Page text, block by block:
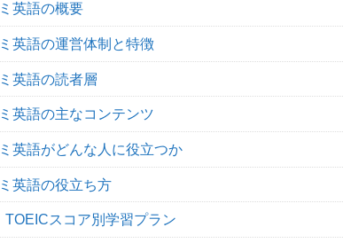
英語の概要
英語の運営体制と特徴
英語の読者層
英語の主なコンテンツ
英語がどんな人に役立つか
英語の役立ち方
TOEICスコア別学習プラン